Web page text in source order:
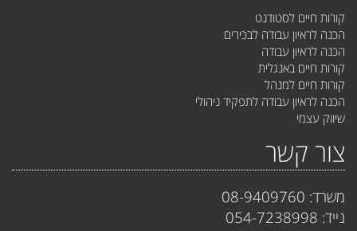
קורות חיים לסטודנט
הכנה לראיון עבודה לבכירים
הכנה לראיון עבודה
קורות חיים באנגלית
קורות חיים למנהל
הכנה לראיון עבודה לתפקיד ניהולי
שיווק עצמי
צור קשר
משרד: 08-9409760
נייד: 054-7238998